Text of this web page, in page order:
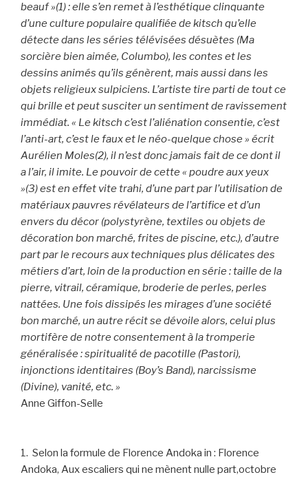
beauf »(1) : elle s’en remet à l’esthétique clinquante
d’une culture populaire qualifiée de kitsch qu’elle
détecte dans les séries télévisées désuètes (Ma
sorcière bien aimée, Columbo), les contes et les
dessins animés qu’ils génèrent, mais aussi dans les
objets religieux sulpiciens. L’artiste tire parti de tout ce
qui brille et peut susciter un sentiment de ravissement
immédiat. « Le kitsch c’est l’aliénation consentie, c’est
l’anti-art, c’est le faux et le néo-quelque chose » écrit
Aurélien Moles(2), il n’est donc jamais fait de ce dont il
a l’air, il imite. Le pouvoir de cette « poudre aux yeux
»(3) est en effet vite trahi, d’une part par l’utilisation de
matériaux pauvres révélateurs de l’artifice et d’un
envers du décor (polystyrène, textiles ou objets de
décoration bon marché, frites de piscine, etc.), d’autre
part par le recours aux techniques plus délicates des
métiers d’art, loin de la production en série : taille de la
pierre, vitrail, céramique, broderie de perles, perles
nattées. Une fois dissipés les mirages d’une société
bon marché, un autre récit se dévoile alors, celui plus
mortifère de notre consentement à la tromperie
généralisée : spiritualité de pacotille (Pastori),
injonctions identitaires (Boy’s Band), narcissisme
(Divine), vanité, etc. »
Anne Giffon-Selle
1. Selon la formule de Florence Andoka in : Florence
Andoka, Aux escaliers qui ne mènent nulle part,octobre